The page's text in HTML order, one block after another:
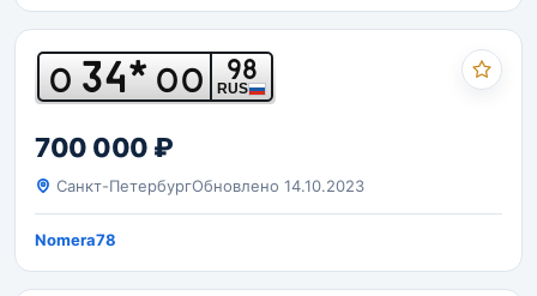
О 34* ОО 98
RUS
700 000 ₽
Санкт-ПетербургОбновлено 14.10.2023
Nomera78